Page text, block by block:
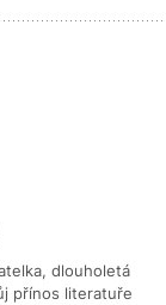
dlouholetá
přínos literatuře